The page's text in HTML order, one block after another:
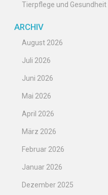
Tierpflege und Gesundheit
ARCHIV
August 2026
Juli 2026
Juni 2026
Mai 2026
April 2026
März 2026
Februar 2026
Januar 2026
Dezember 2025